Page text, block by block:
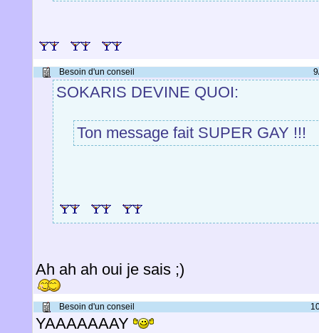
Besoin d'un conseil
SOKARIS DEVINE QUOI:
Ton message fait SUPER GAY !!!
Ah ah ah oui je sais ;)
Besoin d'un conseil
YAAAAAAAY